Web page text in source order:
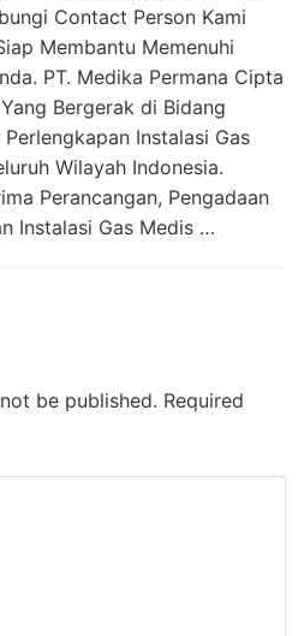
Contact Person Kami
Membantu Memenuhi
PT. Medika Permana Cipta
Bergerak di Bidang
Instalasi Gas
Wilayah Indonesia.
Perancangan, Pengadaan
Instalasi Gas Medis …
be published. Required